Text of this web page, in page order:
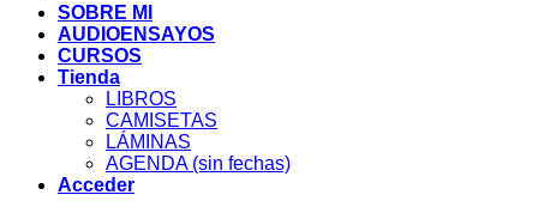
SOBRE MI
AUDIOENSAYOS
CURSOS
Tienda
LIBROS
CAMISETAS
LÁMINAS
AGENDA (sin fechas)
Acceder